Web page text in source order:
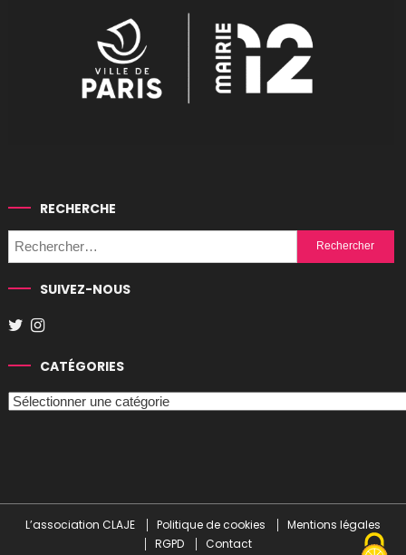
RECHERCHE
Rechercher :
SUIVEZ-NOUS
CATÉGORIES
Catégories
L’association CLAJE Politique de cookies
Mentions légales
RGPD
Contact